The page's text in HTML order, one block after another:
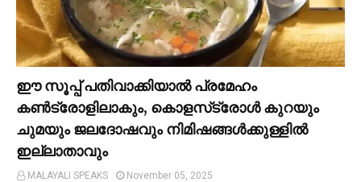
ഈ സൂപ്പ് പതിവാക്കിയാല്‍ പ്രമേഹം
കണ്‍ട്രോളിലാകും, കൊളസ്‌ട്രോള്‍ കുറയും
ചുമയും ജലദോഷവും നിമിഷങ്ങള്‍ക്കുള്ളില്‍
ഇല്ലാതാവും
MALAYALI SPEAKS
November 05, 2025